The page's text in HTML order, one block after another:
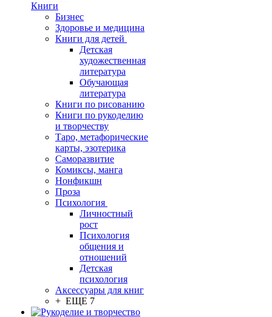
Книги
Бизнес
Здоровье и медицина
Книги для детей
Детская
художественная
литература
Обучающая
литература
Книги по рисованию
Книги по рукоделию
и творчеству
Таро, метафорические
карты, эзотерика
Саморазвитие
Комиксы, манга
Нонфикшн
Проза
Психология
Личностный
рост
Психология
общения и
отношений
Детская
психология
Аксессуары для книг
+ ЕЩЕ 7